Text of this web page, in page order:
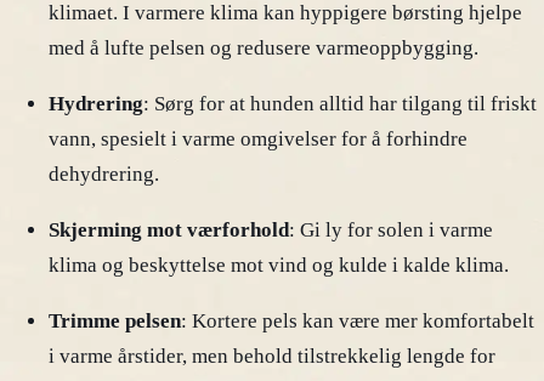
klimaet. I varmere klima kan hyppigere børsting hjelpe
med å lufte pelsen og redusere varmeoppbygging.
Hydrering: Sørg for at hunden alltid har tilgang til friskt
vann, spesielt i varme omgivelser for å forhindre
dehydrering.
Skjerming mot værforhold: Gi ly for solen i varme
klima og beskyttelse mot vind og kulde i kalde klima.
Trimme pelsen: Kortere pels kan være mer komfortabelt
i varme årstider, men behold tilstrekkelig lengde for